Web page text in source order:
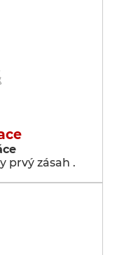
prvý zásah .